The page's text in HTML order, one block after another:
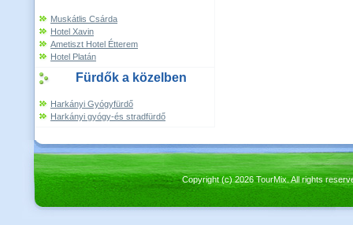
Muskátlis Csárda
Hotel Xavin
Ametiszt Hotel Étterem
Hotel Platán
Fürdők a közelben
Harkányi Gyógyfürdő
Harkányi gyógy-és stradfürdő
Copyright (c) 2026 TourMix. All rights